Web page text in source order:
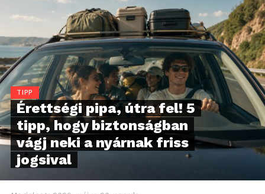
TIPP
Érettségi pipa, útra fel! 5
tipp, hogy biztonságban
vágj neki a nyárnak friss
jogsival